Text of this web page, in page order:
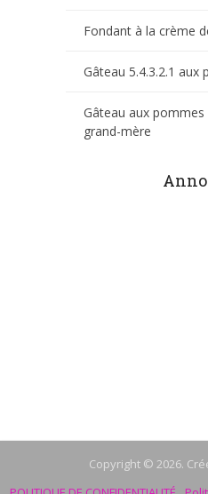
Fondant à la crème
Gâteau 5.4.3.2.1 aux
Gâteau aux
grand-mère
Copyright © 2026.